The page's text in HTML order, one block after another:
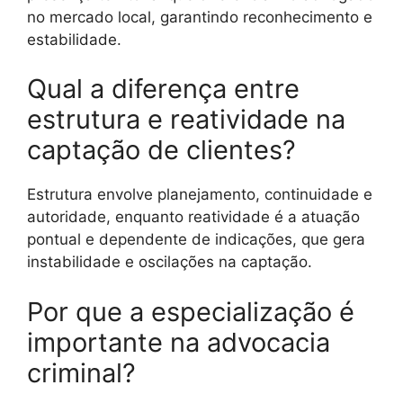
no mercado local, garantindo reconhecimento e
estabilidade.
Qual a diferença entre
estrutura e reatividade na
captação de clientes?
Estrutura envolve planejamento, continuidade e
autoridade, enquanto reatividade é a atuação
pontual e dependente de indicações, que gera
instabilidade e oscilações na captação.
Por que a especialização é
importante na advocacia
criminal?